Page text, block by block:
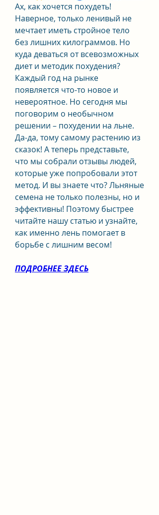
Ах, как хочется похудеть!
Наверное, только ленивый не
мечтает иметь стройное тело
без лишних килограммов. Но
куда деваться от всевозможных
диет и методик похудения?
Каждый год на рынке
появляется что-то новое и
невероятное. Но сегодня мы
поговорим о необычном
решении – похудении на льне.
Да-да, тому самому растению из
сказок! А теперь представьте,
что мы собрали отзывы людей,
которые уже попробовали этот
метод. И вы знаете что? Льняные
семена не только полезны, но и
эффективны! Поэтому быстрее
читайте нашу статью и узнайте,
как именно лень помогает в
борьбе с лишним весом!
ПОДРОБНЕЕ ЗДЕСЬ